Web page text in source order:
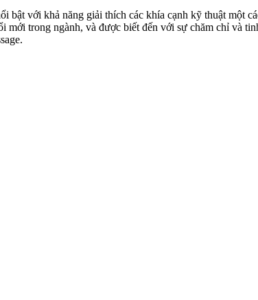
với khả năng giải thích các khía cạnh kỹ thuật một
trong ngành, và được biết đến với sự chăm chỉ và